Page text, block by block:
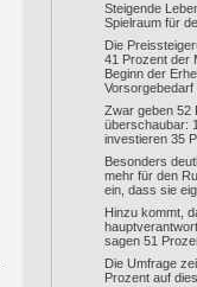
Steigende
Spielraum für
Die
41 Prozent der
Beginn der
Zwar geben 52
überschaubar:
investieren 35
Besonders
mehr für den
ein, dass sie
Hinzu kommt,
sagen 51
Die Umfrage
Prozent auf